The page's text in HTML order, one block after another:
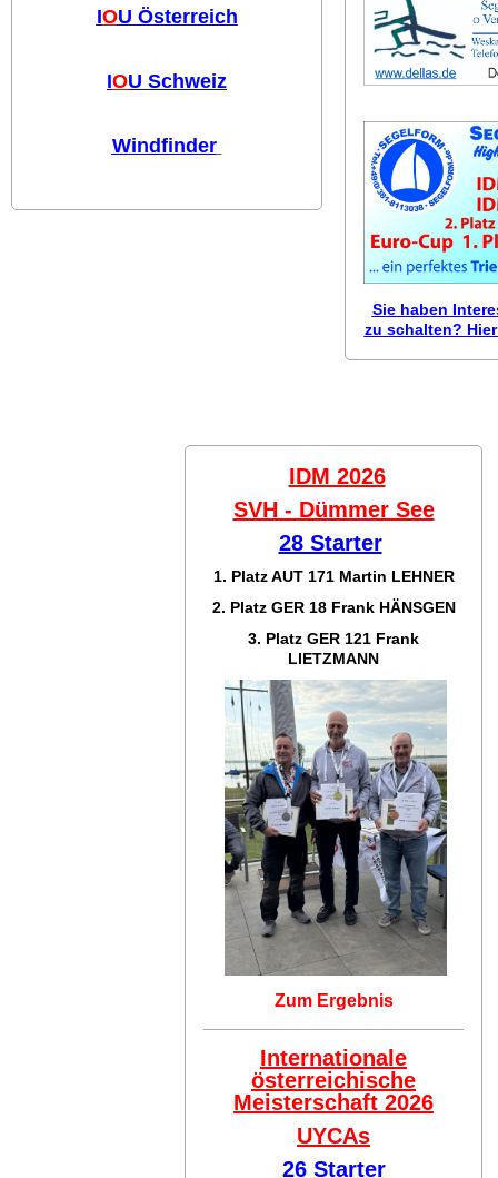
IOU Österreich
IOU Schweiz
Windfinder
Sie haben
zu schalten?
IDM 2026
SVH - Dümmer See
28 Starter
1. Platz AUT 171 Martin LEHNER
2. Platz GER 18 Frank HÄNSGEN
3. Platz GER 121 Frank
LIETZMANN
Zum Ergebnis
Internationale
österreichische
Meisterschaft 2026
UYCAs
26 Starter